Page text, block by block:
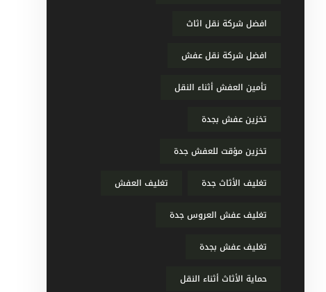
افضل شركة نقل اثاث
افضل شركة نقل عفش
تأمين العفش أثناء النقل
تخزين عفش بجدة
تخزين مؤقت للعفش جدة
تغليف الأثاث جدة تغليف العفش
تغليف عفش العروس جدة
تغليف عفش بجدة
حماية الأثاث أثناء النقل